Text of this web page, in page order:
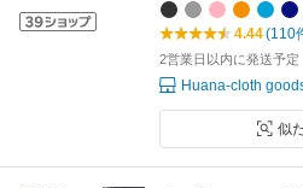
行 海外 海外旅行
4.44(110
2営業日以内に発送予定
Huana-cloth
似